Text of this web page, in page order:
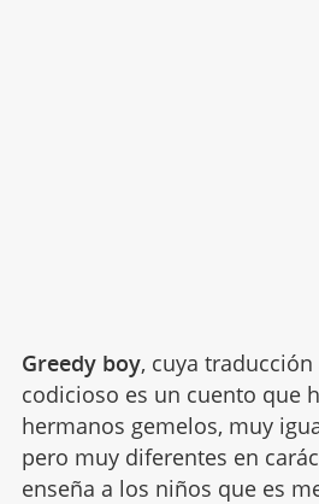
Greedy boy, cuya
codicioso es un cuento que
hermanos gemelos, muy
pero muy diferentes en
enseña a los niños que es